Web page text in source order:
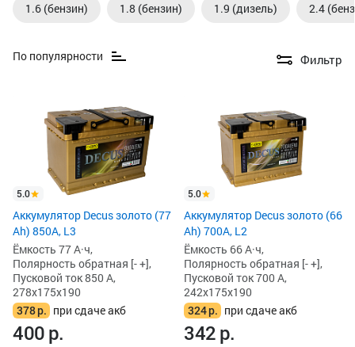
1.6 (бензин) 1.8 (бензин) 1.9 (дизель) 2.4
По популярности Фильтр
5.0
Аккумулятор Decus золото (77
Ah) 850А, L3
Ёмкость 77 А·ч,
Полярность обратная [- +],
Пусковой ток 850 А,
278x175x190
378р. при сдаче акб
400р.
5.0
Аккумулятор Decus золото (66
Ah) 700A, L2
Ёмкость 66 А·ч,
Полярность обратная [- +],
Пусковой ток 700 А,
242x175x190
324р. при сдаче акб
342р.